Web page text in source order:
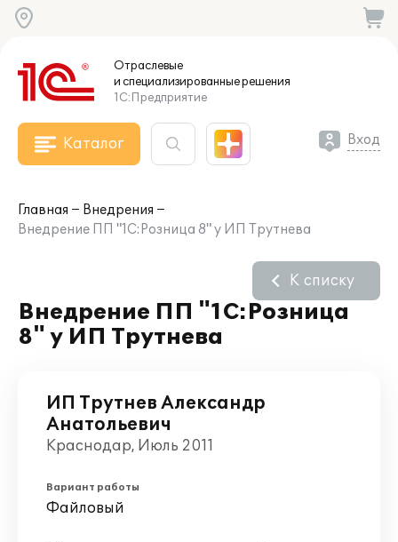
Отраслевые
и специализированныерешения
1С:Предприятие
Каталог Вход
Главная
Внедрения
Внедрение ПП "1С:Розница 8" у ИП Трутнева
Внедрение ПП "1С:Розница
8" у ИП Трутнева
К списку
ИП Трутнев Александр
Анатольевич
Краснодар, Июль 2011
Вариант работы
Файловый